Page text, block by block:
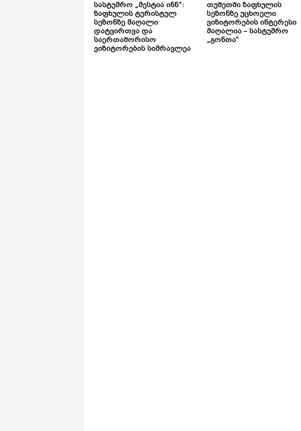
სასტუმრო „მესტია ინნ“:
ზაფხულის ტურისტულ
სეზონზე მაღალი
დატვირთვა და
საერთაშორისო
ვიზიტორების სიმრავლეა
თუშეთში ზაფხულის
სეზონზე უცხოელი
ვიზიტორების ინტერესი
მაღალია – სასტუმრო
„გონთა“